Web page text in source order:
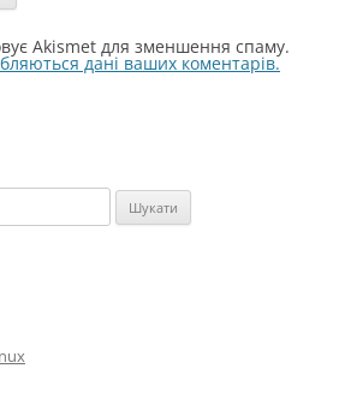
Akismet для зменшення спаму.
дані ваших коментарів.